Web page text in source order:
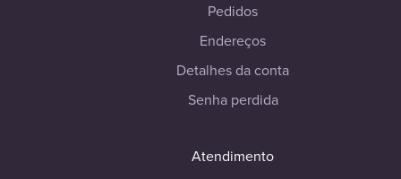
Pedidos
Endereços
Detalhes da conta
Senha perdida
Atendimento